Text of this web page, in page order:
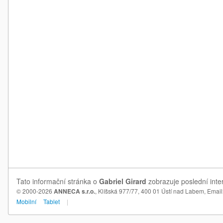
Tato informační stránka o Gabriel Girard zobrazuje poslední
© 2000-2026 ANNECA s.r.o., Klíšská 977/77, 400 01 Ústí nad Labem,
Mobilní
Tablet |